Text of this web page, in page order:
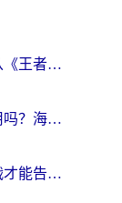
人在海外，如何顺畅玩国服？从《王者荣耀》到《云图计划》的加速器终极指南
在国外玩塔瑞斯世界加速器有用吗？海外玩家亲测后的真实答案
身在海外，用什么加速器玩逆战才能告别延迟？